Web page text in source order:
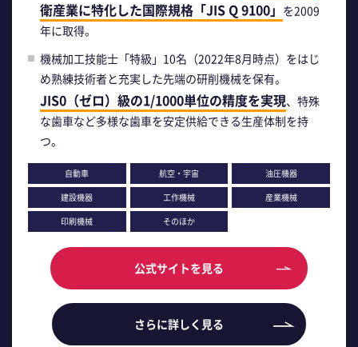
衛産業に特化した国際規格「JIS Q 9100」 を2009
年に取得。
機械加工技能士「特級」10名（2022年8月時点）をはじ
め熟練技術者と充実した先端の研削機械を保有。
JIS0（ゼロ）級の1/1000単位の精度を実現、特殊
な歯車など多様な歯車を安定供給できる生産体制を持
つ。
自動車 航空・宇宙
油圧機器
建設機器
工作機械
産業機械
印刷機械
そのほか
公式サイトを見る
さらに詳しく見る